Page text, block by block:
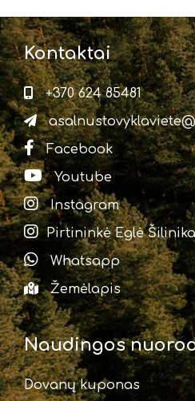
Kontaktai
+370 624 85481
Facebook
Youtube
Instagram
Pirtininkė Eglė
Whatsapp
Žemėlapis
Naudingos
Dovanų kuponas